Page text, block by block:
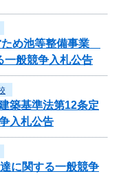
め池等整備事業
般競争入札公告
築基準法第12条定
入札公告
に関する一般競争